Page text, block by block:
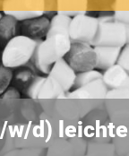
d) leichte